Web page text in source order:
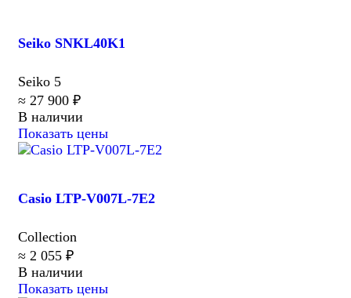
Seiko SNKL40K1
Seiko 5
≈ 27 900 ₽
В наличии
Показать цены
Casio LTP-V007L-7E2
Collection
≈ 2 055 ₽
В наличии
Показать цены